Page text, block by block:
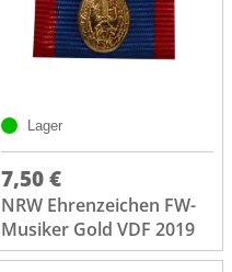
Lager
7,50 €
NRW Ehrenzeichen FW-
Musiker Gold VDF 2019